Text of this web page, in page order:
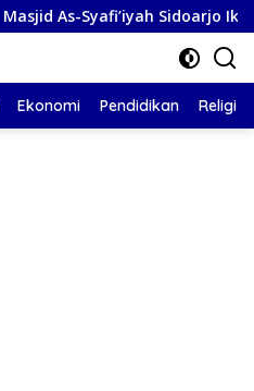
Sidoarjo Ikuti Rashdul
Ekonomi Pendidikan Religi